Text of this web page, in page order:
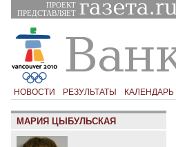
ПРОЕКТ
ПРЕДСТАВЛЯЕТ
НОВОСТИ РЕЗУЛЬТАТЫ КАЛЕНДАРЬ
МАРИЯ ЦЫБУЛЬСКАЯ